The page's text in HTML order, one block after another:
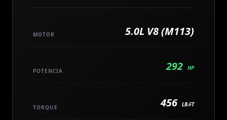
MOTOR 5.0L V8 (M113)
POTENCIA 292 HP
TORQUE 456 LB-FT